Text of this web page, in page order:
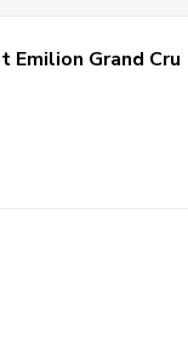
Emilion Grand Cru